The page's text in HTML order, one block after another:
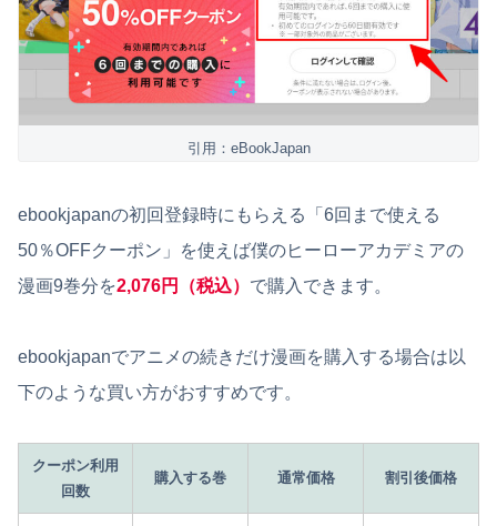
引用：eBookJapan
ebookjapanの初回登録時にもらえる「6回まで使える
50％OFFクーポン」を使えば僕のヒーローアカデミアの
漫画9巻分を2,076円（税込） で購入できます。
ebookjapanでアニメの続きだけ漫画を購入する場合は以
下のような買い方がおすすめです。
クーポン利用
回数
購入する巻 通常価格 割引後価格